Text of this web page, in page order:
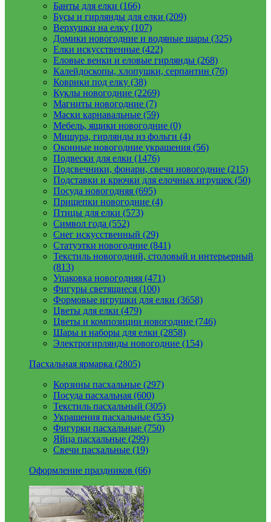
Банты для елки (166)
Бусы и гирлянды для елки (209)
Верхушки на елку (107)
Домики новогодние и водяные шары (325)
Елки искусственные (422)
Еловые венки и еловые гирлянды (268)
Калейдоскопы, хлопушки, серпантин (76)
Коврики под елку (38)
Куклы новогодние (2269)
Магниты новогодние (7)
Маски карнавальные (59)
Мебель, ящики новогодние (0)
Мишура, гирлянды из фольги (4)
Оконные новогодние украшения (56)
Подвески для елки (1476)
Подсвечники, фонари, свечи новогодние (215)
Подставки и крючки для елочных игрушек (50)
Посуда новогодняя (695)
Прищепки новогодние (4)
Птицы для елки (573)
Символ года (552)
Снег искусственный (29)
Статуэтки новогодние (841)
Текстиль новогодний, столовый и интерьерный
(813)
Упаковка новогодняя (471)
Фигуры светящиеся (100)
Формовые игрушки для елки (3658)
Цветы для елки (479)
Цветы и композиции новогодние (746)
Шары и наборы для елки (2858)
Электрогирлянды новогодние (154)
Пасхальная ярмарка (2805)
Корзины пасхальные (297)
Посуда пасхальная (600)
Текстиль пасхальный (305)
Украшения пасхальные (535)
Фигурки пасхальные (750)
Яйца пасхальные (299)
Свечи пасхальные (19)
Оформление праздников (66)